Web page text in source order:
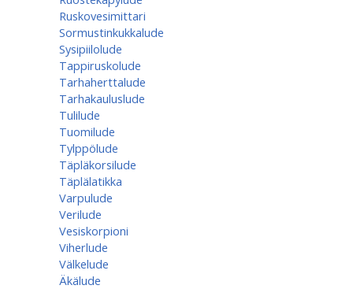
Ruskovesimittari
Sormustinkukkalude
Sysipiilolude
Tappiruskolude
Tarhaherttalude
Tarhakauluslude
Tulilude
Tuomilude
Tylppölude
Täpläkorsilude
Täplälatikka
Varpulude
Verilude
Vesiskorpioni
Viherlude
Välkelude
Äkälude